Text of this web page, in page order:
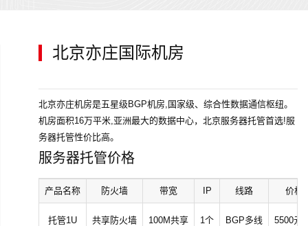
北京亦庄国际机房
北京亦庄机房是五星级BGP机房,国家级、综合性数据通信枢纽。
机房面积16万平米,亚洲最大的数据中心，北京服务器托管首选!服
务器托管性价比高。
服务器托管价格
产品名称 防火墙 带宽 IP 线路 价格
托管1U 共享防火墙 100M共享 1个 BGP多线 5500元/